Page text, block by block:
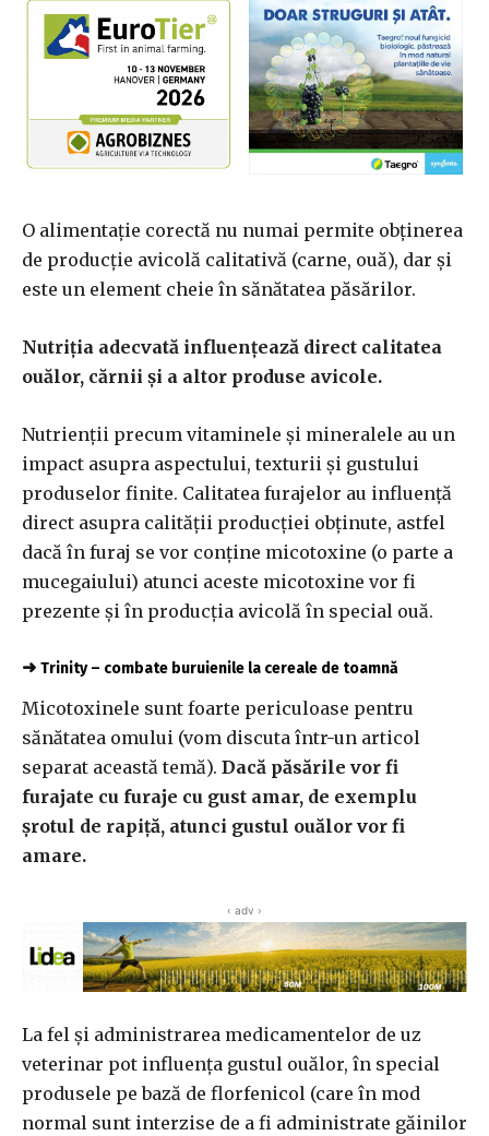
O alimentație corectă nu numai permite obținerea
de producție avicolă calitativă (carne, ouă), dar și
este un element cheie în sănătatea păsărilor.
Nutriția adecvată influențează direct calitatea
ouălor, cărnii și a altor produse avicole.
Nutrienții precum vitaminele și mineralele au un
impact asupra aspectului, texturii și gustului
produselor finite. Calitatea furajelor au influență
direct asupra calității producției obținute, astfel
dacă în furaj se vor conține micotoxine (o parte a
mucegaiului) atunci aceste micotoxine vor fi
prezente și în producția avicolă în special ouă.
➜ Trinity – combate buruienile la cereale de toamnă
Micotoxinele sunt foarte periculoase pentru
sănătatea omului (vom discuta într-un articol
separat această temă). Dacă păsările vor fi
furajate cu furaje cu gust amar, de exemplu
șrotul de rapiță, atunci gustul ouălor vor fi
amare.
‹ adv ›
La fel și administrarea medicamentelor de uz
veterinar pot influența gustul ouălor, în special
produsele pe bază de florfenicol (care în mod
normal sunt interzise de a fi administrate găinilor